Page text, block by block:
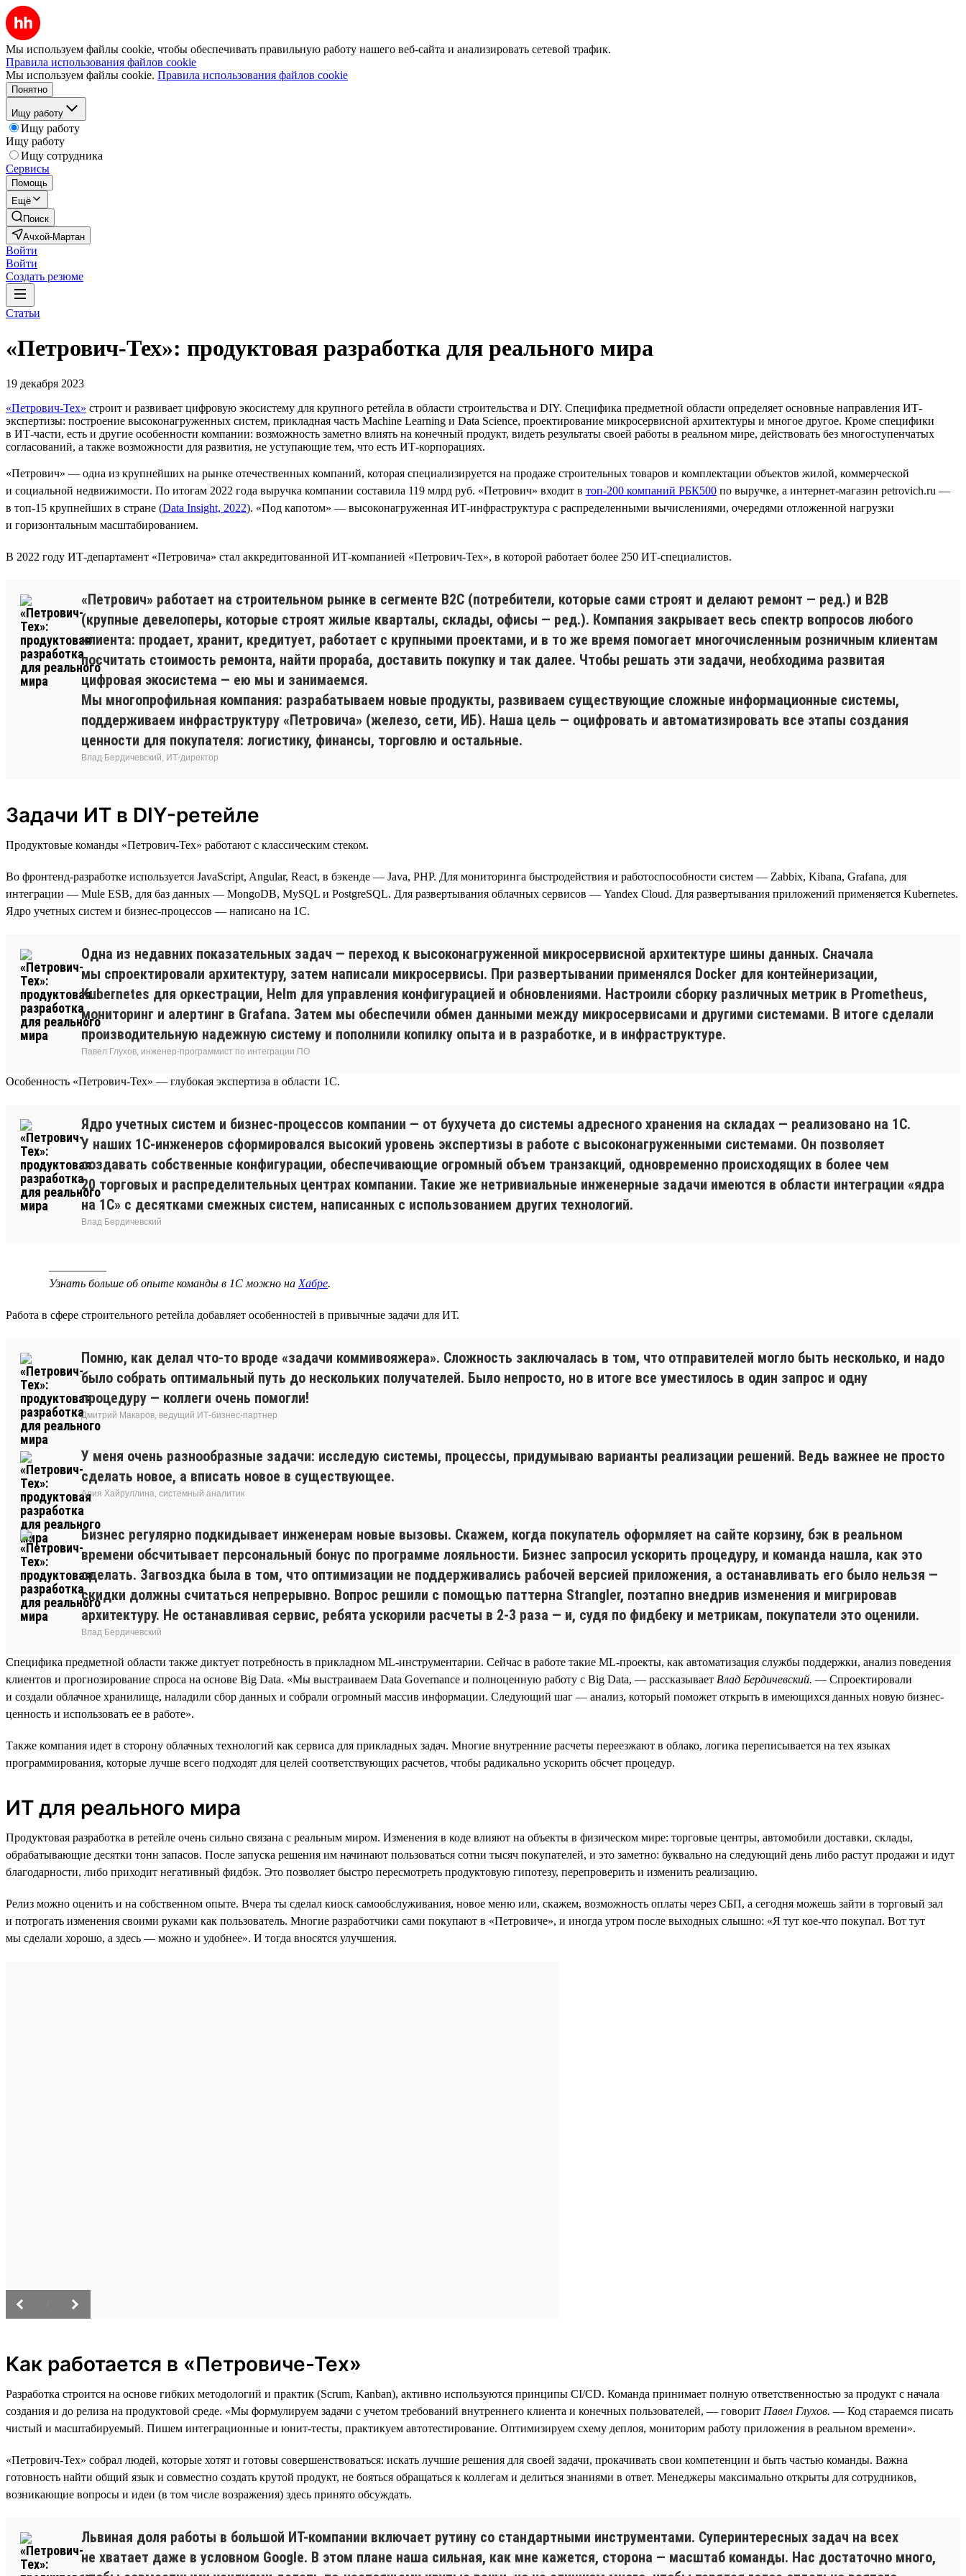
Мы используем файлы cookie, чтобы обеспечивать правильную работу нашего веб-сайта и анализировать сетевой трафик.
Правила использования файлов cookie
Мы используем файлы cookie. Правила использования файлов cookie
Понятно
Ищу работу
Ищу работу
Ищу работу
Ищу сотрудника
Сервисы
Помощь
Ещё
Поиск
Ачхой-Мартан
Войти
Войти
Создать резюме
Статьи
«Петрович-Тех»: продуктовая разработка для реального мира
19 декабря 2023
«Петрович-Тех» строит и развивает цифровую экосистему для крупного ретейла в области строительства и DIY. Специфика предметной области определяет основные направления ИТ-
экспертизы: построение высоконагруженных систем, прикладная часть Machine Learning и Data Science, проектирование микросервисной архитектуры и многое другое. Кроме специфики
в ИТ-части, есть и другие особенности компании: возможность заметно влиять на конечный продукт, видеть результаты своей работы в реальном мире, действовать без многоступенчатых
согласований, а также возможности для развития, не уступающие тем, что есть ИТ-корпорациях.
«Петрович» — одна из крупнейших на рынке отечественных компаний, которая специализируется на продаже строительных товаров и комплектации объектов жилой, коммерческой
и социальной недвижимости. По итогам 2022 года выручка компании составила 119 млрд руб. «Петрович» входит в топ-200 компаний РБК500 по выручке, а интернет-магазин petrovich.ru —
в топ-15 крупнейших в стране (Data Insight, 2022). «Под капотом» — высоконагруженная ИТ-инфраструктура с распределенными вычислениями, очередями отложенной нагрузки
и горизонтальным масштабированием.
В 2022 году ИТ-департамент «Петровича» стал аккредитованной ИТ-компанией «Петрович-Тех», в которой работает более 250 ИТ-специалистов.
«Петрович» работает на строительном рынке в сегменте B2C (потребители, которые сами строят и делают ремонт — ред.) и B2B
(крупные девелоперы, которые строят жилые кварталы, склады, офисы — ред.). Компания закрывает весь спектр вопросов любого
клиента: продает, хранит, кредитует, работает с крупными проектами, и в то же время помогает многочисленным розничным клиентам
посчитать стоимость ремонта, найти прораба, доставить покупку и так далее. Чтобы решать эти задачи, необходима развитая
цифровая экосистема — ею мы и занимаемся.
Мы многопрофильная компания: разрабатываем новые продукты, развиваем существующие сложные информационные системы,
поддерживаем инфраструктуру «Петровича» (железо, сети, ИБ). Наша цель — оцифровать и автоматизировать все этапы создания
ценности для покупателя: логистику, финансы, торговлю и остальные.
Влад Бердичевский, ИТ-директор
Задачи ИТ в DIY-ретейле
Продуктовые команды «Петрович-Тех» работают с классическим стеком.
Во фронтенд-разработке используется JavaScript, Angular, React, в бэкенде — Java, PHP. Для мониторинга быстродействия и работоспособности систем — Zabbix, Kibana, Grafana, для
интеграции — Mule ESB, для баз данных — MongoDB, MySQL и PostgreSQL. Для развертывания облачных сервисов — Yandex Cloud. Для развертывания приложений применяется Kubernetes.
Ядро учетных систем и бизнес-процессов — написано на 1С.
Одна из недавних показательных задач — переход к высоконагруженной микросервисной архитектуре шины данных. Сначала
мы спроектировали архитектуру, затем написали микросервисы. При развертывании применялся Docker для контейнеризации,
Kubernetes для оркестрации, Helm для управления конфигурацией и обновлениями. Настроили сборку различных метрик в Prometheus,
мониторинг и алертинг в Grafana. Затем мы обеспечили обмен данными между микросервисами и другими системами. В итоге сделали
производительную надежную систему и пополнили копилку опыта и в разработке, и в инфраструктуре.
Павел Глухов, инженер-программист по интеграции ПО
Особенность «Петрович-Тех» — глубокая экспертиза в области 1С.
Ядро учетных систем и бизнес-процессов компании — от бухучета до системы адресного хранения на складах — реализовано на 1С.
У наших 1С-инженеров сформировался высокий уровень экспертизы в работе с высоконагруженными системами. Он позволяет
создавать собственные конфигурации, обеспечивающие огромный объем транзакций, одновременно происходящих в более чем
20 торговых и распределительных центрах компании. Такие же нетривиальные инженерные задачи имеются в области интеграции «ядра
на 1С» с десятками смежных систем, написанных с использованием других технологий.
Влад Бердичевский
Узнать больше об опыте команды в 1С можно на Хабре.
Работа в сфере строительного ретейла добавляет особенностей в привычные задачи для ИТ.
Помню, как делал что-то вроде «задачи коммивояжера». Сложность заключалась в том, что отправителей могло быть несколько, и надо
было собрать оптимальный путь до нескольких получателей. Было непросто, но в итоге все уместилось в один запрос и одну
процедуру — коллеги очень помогли!
Дмитрий Макаров, ведущий ИТ-бизнес-партнер
У меня очень разнообразные задачи: исследую системы, процессы, придумываю варианты реализации решений. Ведь важнее не просто
сделать новое, а вписать новое в существующее.
Алия Хайруллина, системный аналитик
Бизнес регулярно подкидывает инженерам новые вызовы. Скажем, когда покупатель оформляет на сайте корзину, бэк в реальном
времени обсчитывает персональный бонус по программе лояльности. Бизнес запросил ускорить процедуру, и команда нашла, как это
сделать. Загвоздка была в том, что оптимизации не поддерживались рабочей версией приложения, а останавливать его было нельзя —
скидки должны считаться непрерывно. Вопрос решили с помощью паттерна Strangler, поэтапно внедрив изменения и мигрировав
архитектуру. Не останавливая сервис, ребята ускорили расчеты в 2‑3 раза — и, судя по фидбеку и метрикам, покупатели это оценили.
Влад Бердичевский
Специфика предметной области также диктует потребность в прикладном ML‑инструментарии. Сейчас в работе такие ML‑проекты, как автоматизация службы поддержки, анализ поведения
клиентов и прогнозирование спроса на основе Big Data. «Мы выстраиваем Data Governance и полноценную работу с Big Data, — рассказывает Влад Бердичевский. — Спроектировали
и создали облачное хранилище, наладили сбор данных и собрали огромный массив информации. Следующий шаг — анализ, который поможет открыть в имеющихся данных новую бизнес-
ценность и использовать ее в работе».
Также компания идет в сторону облачных технологий как сервиса для прикладных задач. Многие внутренние расчеты переезжают в облако, логика переписывается на тех языках
программирования, которые лучше всего подходят для целей соответствующих расчетов, чтобы радикально ускорить обсчет процедур.
ИТ для реального мира
Продуктовая разработка в ретейле очень сильно связана с реальным миром. Изменения в коде влияют на объекты в физическом мире: торговые центры, автомобили доставки, склады,
обрабатывающие десятки тонн запасов. После запуска решения им начинают пользоваться сотни тысяч покупателей, и это заметно: буквально на следующий день либо растут продажи и идут
благодарности, либо приходит негативный фидбэк. Это позволяет быстро пересмотреть продуктовую гипотезу, перепроверить и изменить реализацию.
Релиз можно оценить и на собственном опыте. Вчера ты сделал киоск самообслуживания, новое меню или, скажем, возможность оплаты через СБП, а сегодня можешь зайти в торговый зал
и потрогать изменения своими руками как пользователь. Многие разработчики сами покупают в «Петровиче», и иногда утром после выходных слышно: «Я тут кое-что покупал. Вот тут
мы сделали хорошо, а здесь — можно и удобнее». И тогда вносятся улучшения.
Как работается в «Петровиче-Тех»
Разработка строится на основе гибких методологий и практик (Scrum, Kanban), активно используются принципы CI/CD. Команда принимает полную ответственностью за продукт с начала
создания и до релиза на продуктовой среде. «Мы формулируем задачи с учетом требований внутреннего клиента и конечных пользователей, — говорит Павел Глухов. — Код стараемся писать
чистый и масштабируемый. Пишем интеграционные и юнит-тесты, практикуем автотестирование. Оптимизируем схему деплоя, мониторим работу приложения в реальном времени».
«Петрович-Тех» собрал людей, которые хотят и готовы совершенствоваться: искать лучшие решения для своей задачи, прокачивать свои компетенции и быть частью команды. Важна
готовность найти общий язык и совместно создать крутой продукт, не бояться обращаться к коллегам и делиться знаниями в ответ. Менеджеры максимально открыты для сотрудников,
возникающие вопросы и идеи (в том числе возражения) здесь принято обсуждать.
Львиная доля работы в большой ИТ-компании включает рутину со стандартными инструментами. Суперинтересных задач на всех
не хватает даже в условном Google. В этом плане наша сильная, как мне кажется, сторона — масштаб команды. Нас достаточно много,